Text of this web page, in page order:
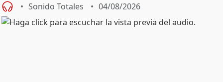
Sonido Totales 04/08/2026